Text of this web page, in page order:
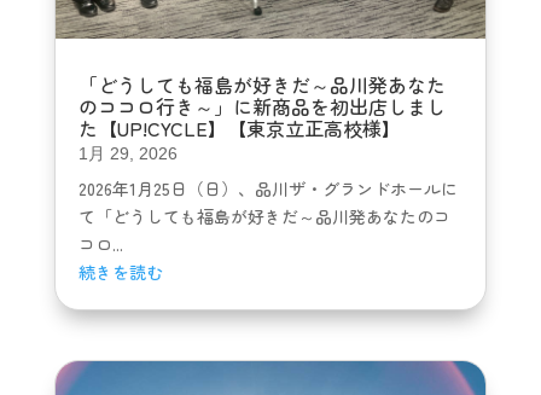
「どうしても福島が好きだ～品川発あなた
のココロ行き～」に新商品を初出店しまし
た【UP!CYCLE】【東京立正高校様】
1月 29, 2026
2026年1月25日（日）、品川ザ・グランドホールに
て「どうしても福島が好きだ～品川発あなたのコ
コロ...
続きを読む